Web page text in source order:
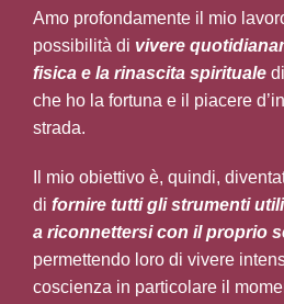
Amo profondamente il mio
possibilità di vivere
fisica e la rinascita spirituale
che ho la fortuna e il piacere
strada.
Il mio obiettivo è, quindi,
di fornire tutti gli strumenti
a riconnettersi con il proprio
permettendo loro di vivere
coscienza in particolare il